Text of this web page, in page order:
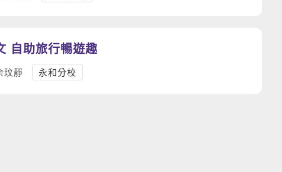
自助旅行暢遊趣
玟靜 永和分校